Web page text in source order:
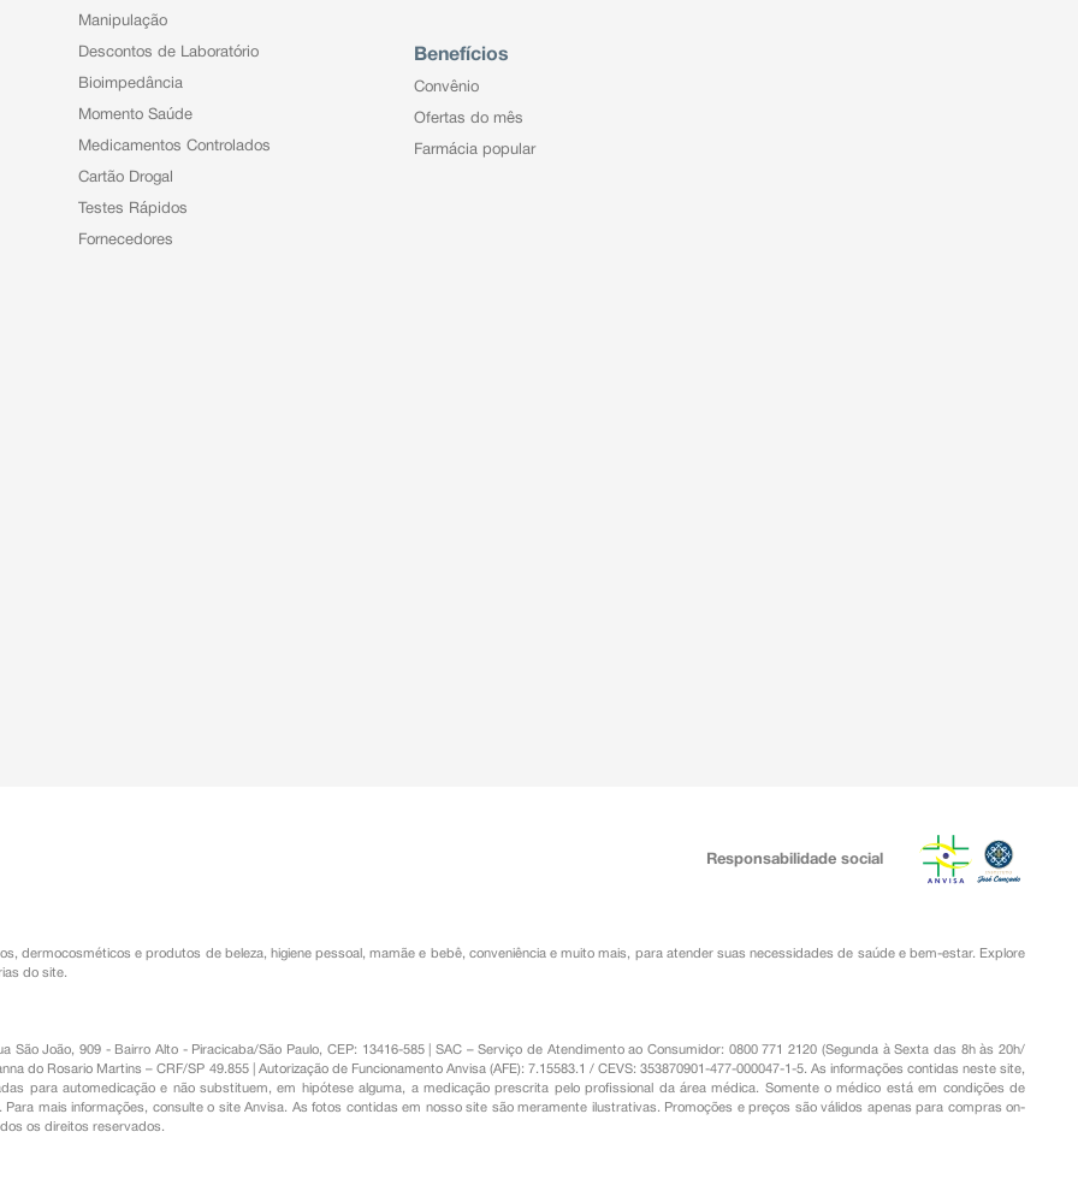
Manipulação
Descontos de Laboratório
Bioimpedância
Momento Saúde
Medicamentos Controlados
Cartão Drogal
Testes Rápidos
Fornecedores
Benefícios
Convênio
Ofertas do mês
Farmácia popular
Responsabilidade social
,dermocosméticos e produtos de beleza, higiene pessoal ,mamãe e bebê, conveniênciae muito mais, para atender suas necessidades de saúde e bem-estar. Explore
do site.
São João, 909 - Bairro Alto - Piracicaba/São Paulo, CEP: 13416-585 | SAC – Serviço de Atendimento ao Consumidor: 0800 771 2120 (Segunda à Sexta das 8h às 20h/
do Rosario Martins – CRF/SP 49.855 | Autorização de Funcionamento Anvisa (AFE): 7.15583.1 / CEVS: 353870901-477-000047-1-5. As informações contidas neste site,
para automedicação e não substituem, em hipótese alguma, a medicação prescrita pelo profissional da área médica. Somente o médico está em condições de
mais informações, consulte o site Anvisa. As fotos contidas em nosso site são meramente ilustrativas. Promoções e preços são válidos apenas para compras on-
os direitos reservados.